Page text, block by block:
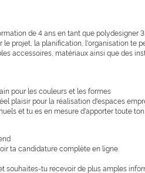
de 4 ans en tant que
le projet, la planification, l'organisation te
accessoires, matériaux ainsi que des
pour les couleurs et les formes
plaisir pour la réalisation d'espaces
et tu es en mesure d'apporter toute
ta candidature complète en ligne.
souhaites-tu recevoir de plus amples